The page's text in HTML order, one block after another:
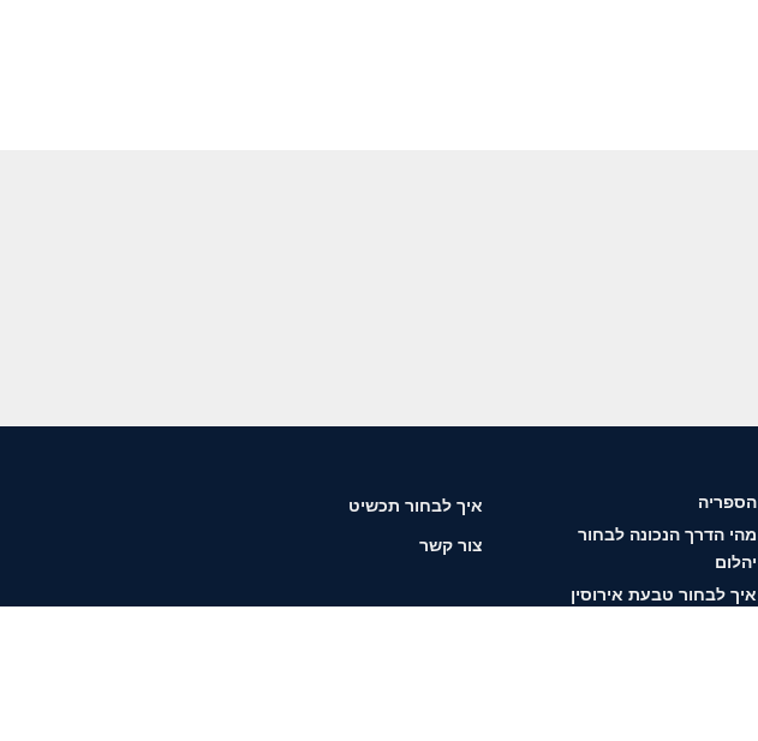
הספריה
מהי הדרך הנכונה לבחור
יהלום
איך לבחור טבעת אירוסין
איך לבחור תכשיט
צור קשר